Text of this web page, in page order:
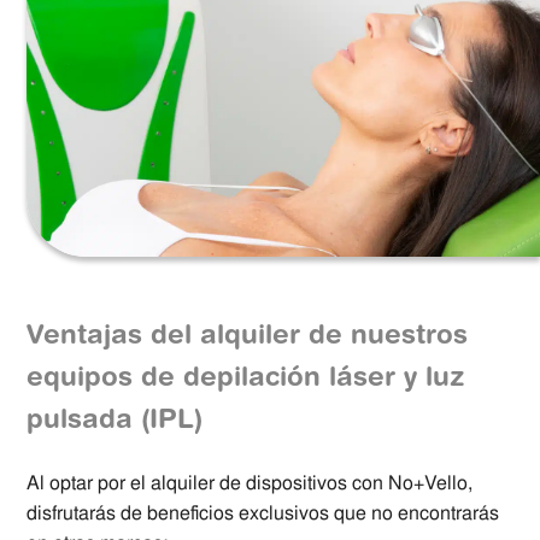
Ventajas del alquiler de nuestros
equipos de depilación láser y luz
pulsada (IPL)
Al optar por el alquiler de dispositivos con No+Vello,
disfrutarás de beneficios exclusivos que no encontrarás